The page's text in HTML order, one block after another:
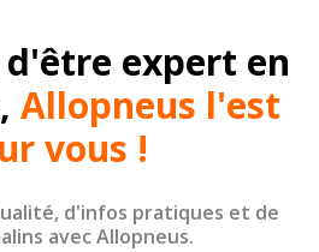
d'être expert en
Allopneus l'est
vous !
d'infos pratiques et de
avec Allopneus.